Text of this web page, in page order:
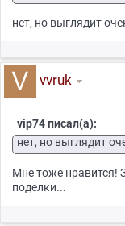
нет, но выглядит
vvruk
vip74 писал(а):
нет, но выглядит
Мне тоже нравится!
поделки...